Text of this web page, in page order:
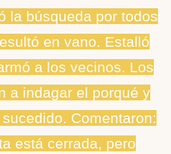
la búsqueda por todos
en vano. Estalló
a los vecinos. Los
a indagar el porqué y
Comentaron:
está cerrada, pero